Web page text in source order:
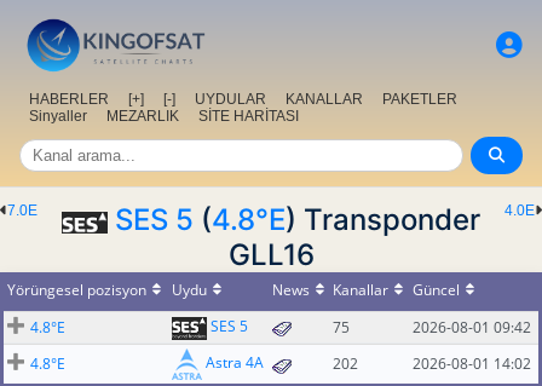
HABERLER [+] [-] UYDULAR KANALLAR
PAKETLER
Sinyaller
MEZARLIK SİTE HARİTASI
4.0E
7.0E SES 5 (4.8°E) Transponder
GLL16
Yörüngesel pozisyon Uydu News Kanallar
Güncel
4.8°E
SES 5 75
2026-08-01 09:42
4.8°E
Astra 4A 202 2026-08-01 14:02